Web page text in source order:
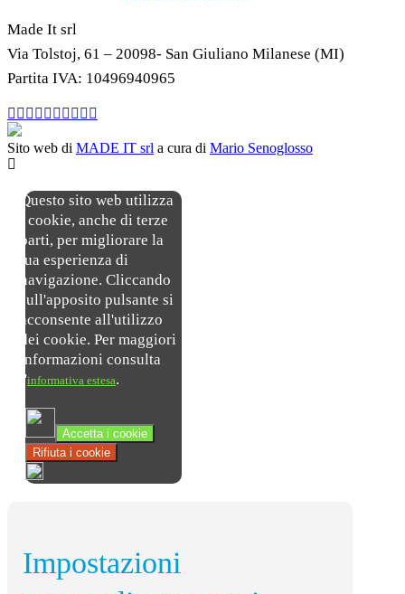
Made It srl
Via Tolstoj, 61 – 20098- San Giuliano Milanese (MI)
Partita IVA: 10496940965
Sito web di MADE IT srl a cura di Mario Senoglosso
Questo sito web utilizza
i cookie, anche di terze
parti, per migliorare la
tua esperienza di
navigazione. Cliccando
sull'apposito pulsante si
acconsente all'utilizzo
dei cookie. Per maggiori
informazioni consulta
l'informativa estesa.
Accetta i cookie
Rifiuta i cookie
Impostazioni